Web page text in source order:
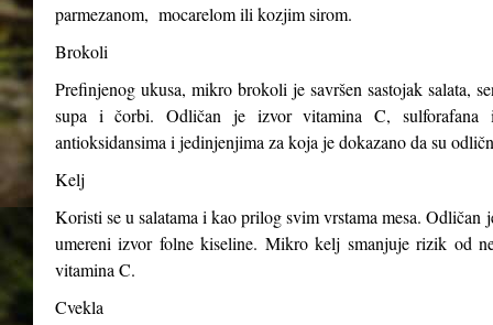
parmezanom, mocarelom ili kozjim sirom.
Brokoli
Prefinjenog ukusa, mikro brokoli je savršen sastojak salata,
supa i čorbi. Odličan je izvor vitamina C,
antioksidansima i jedinjenjima za koja je dokazano da su
Kelj
Koristi se u salatama i kao prilog svim vrstama mesa.
umereni izvor folne kiseline. Mikro kelj smanjuje rizik od
vitamina C.
Cvekla